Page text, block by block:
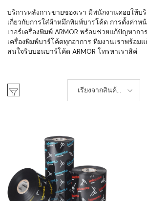
บริการหลังการขายของเรา มีพนักงานคอยให้บ
เกี่ยวกับการใส่ผ้าหมึกพิมพ์บารโค้ด การตั้งค่าห
เวอร์เครื่องพิมพ์ ARMOR พร้อมช่วยแก้ปัญหาก
เครื่องพิมพ์บาร์โค้ดทุกอาการ ทีมงานเราพร้อ
สนใจริบบอนบาร์โค้ด ARMOR โทรหาเราสิค่
เรียงจากสินค้า
ใหม่-เก่า